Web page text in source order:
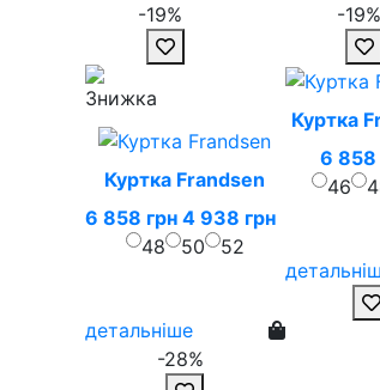
-19%
-19%
Куртка Frandsen
6 858 грн 4 938 грн
48
50 52
детальніше
-28%
Куртка
6 858
46